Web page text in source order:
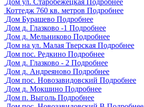
Коттедж 760 кв. метров Подробнее
Дом Бурашево Подробнее
Дом д. Глазково -1 Подробнее
Дом д. Мельниково Подробнее
Дом на ул. Малая Тверская Подробнее
Дом пос. Редкино Подробнее
Дом д. Глазково - 2 Подробнее
Дом д. Андреяново Подробнее
Дом пос. Новозавидовский Подробнее
Дом д. Мокшино Подробнее
Дом п. Выголь Подробнее